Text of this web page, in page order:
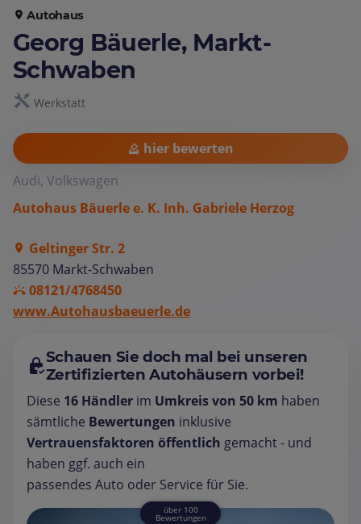
Autohaus
Georg Bäuerle, Markt-
Schwaben
Werkstatt
hier bewerten
Audi, Volkswagen
Autohaus Bäuerle e. K. Inh. Gabriele Herzog
Geltinger Str. 2
85570 Markt-Schwaben
08121/4768450
www.Autohausbaeuerle.de
Schauen Sie doch mal bei unseren
Zertifizierten Autohäusern vorbei!
Diese 16 Händler im Umkreis von 50 km haben
sämtliche Bewertungen inklusive
Vertrauensfaktoren öffentlich gemacht - und
haben ggf. auch ein
passendes Auto oder Service für Sie.
über 100
Bewertungen